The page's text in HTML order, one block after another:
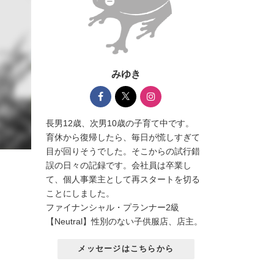
みゆき
長男12歳、次男10歳の子育て中です。
育休から復帰したら、毎日が慌しすぎて
目が回りそうでした。そこからの試行錯
誤の日々の記録です。会社員は卒業し
て、個人事業主として再スタートを切る
ことにしました。
ファイナンシャル・プランナー2級
【Neutral】性別のない子供服店、店主。
メッセージはこちらから